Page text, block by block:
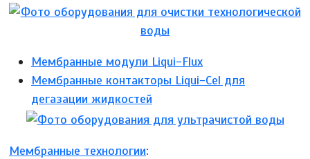
Мембранные модули Liqui-Flux
Мембранные контакторы Liqui-Cel для
дегазации жидкостей
Мембранные технологии: